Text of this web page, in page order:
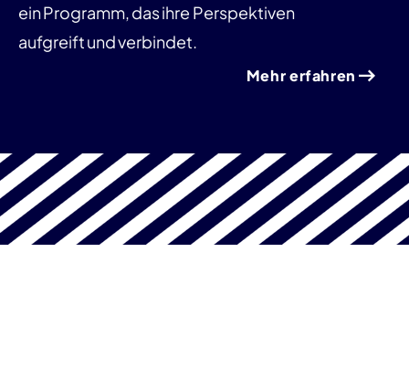
ein Programm, das ihre Perspektiven
aufgreift und verbindet.
Mehr erfahren